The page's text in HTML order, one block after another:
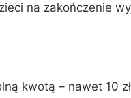
na zakończenie
kwotą – nawet 10